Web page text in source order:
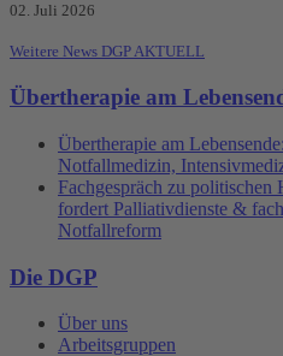
02. Juli 2026
Weitere News DGP AKTUELL
Übertherapie am
Übertherapie am
Notfallmedizin,
Fachgespräch zu
fordert Palliativdienste &
Notfallreform
Die DGP
Über uns
Arbeitsgruppen